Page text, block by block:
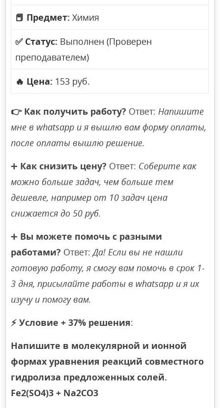
📕 Предмет: Химия
✅ Статус: Выполнен (Проверен
преподавателем)
🔥 Цена: 153 руб.
👉 Как получить работу? Ответ:Напишите
мне в whatsapp и я вышлю вам форму оплаты,
после оплаты вышлю решение.
➕ Как снизить цену? Ответ: Соберите как
можно больше задач, чем больше тем
дешевле, например от 10 задач цена
снижается до 50 руб.
➕ Вы можете помочь с разными
работами? Ответ:Да! Если вы не нашли
готовую работу, я смогу вам помочь в срок 1-
3 дня, присылайте работы в whatsapp и я их
изучу и помогу вам.
⚡ Условие + 37% решения:
Напишите в молекулярной и ионной
формах уравнения реакций совместного
гидролиза предложенных солей.
Fe2(SO4)3 + Na2CO3